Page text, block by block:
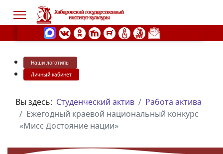
Наши логотипы
Личный кабинет
Вы здесь: Студенческий актив
Работа актива
Ежегодный краевой национальный конкурс
«Мисс Достояние нации»